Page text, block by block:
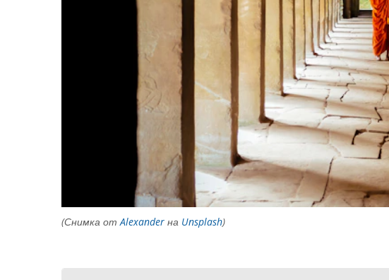
(Снимка от Alexander на Unsplash)